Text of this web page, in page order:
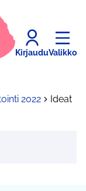
KirjauduValikko
2022 Ideat